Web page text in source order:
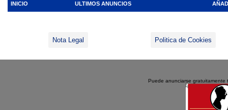
INICIO ULTIMOS ANUNCIOS
Nota Legal Politica de Cookies
Puede anunciarse